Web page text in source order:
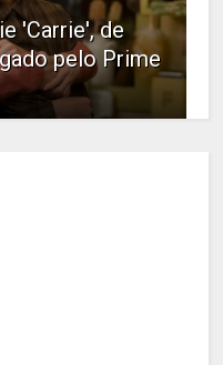
'Carrie', de
pelo Prime